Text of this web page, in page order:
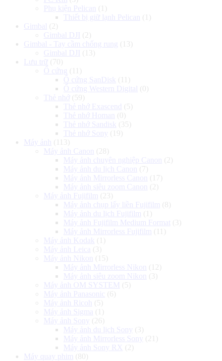
Phụ kiện Pelican
(1)
Thiết bị giữ lạnh Pelican
(1)
Gimbal (2)
Gimbal DJI (2)
Gimbal - Tay cầm chống rung (13)
Gimbal DJI (13)
Lưu trữ (70)
Ổ cứng (11)
Ổ cứng SanDisk (11)
Ổ cứng Western Digital (0)
Thẻ nhớ (59)
Thẻ nhớ Exascend
(5)
Thẻ nhớ Homan
(0)
Thẻ nhớ Sandisk (35)
Thẻ nhớ Sony (19)
Máy ảnh
(113)
Máy ảnh Canon
(28)
Máy ảnh chuyên nghiệp Canon
(2)
Máy ảnh du lịch Canon
(7)
Máy ảnh Mirrorless Canon
(17)
Máy ảnh siêu zoom Canon
(2)
Máy ảnh Fujifilm (23)
Máy ảnh chụp lấy liền Fujifilm (8)
Máy ảnh du lịch Fujifilm (1)
Máy ảnh Fujifilm Medium Format (3)
Máy ảnh Mirrorless Fujifilm (11)
Máy ảnh Kodak (1)
Máy ảnh Leica (3)
Máy ảnh Nikon
(15)
Máy ảnh Mirrorless Nikon
(12)
Máy ảnh siêu zoom Nikon
(3)
Máy ảnh OM SYSTEM (5)
Máy ảnh Panasonic (6)
Máy ảnh Ricoh
(5)
Máy ảnh Sigma (1)
Máy ảnh Sony (26)
Máy ảnh du lịch Sony (3)
Máy ảnh Mirrorless Sony (21)
Máy ảnh Sony RX (2)
Máy quay phim (80)